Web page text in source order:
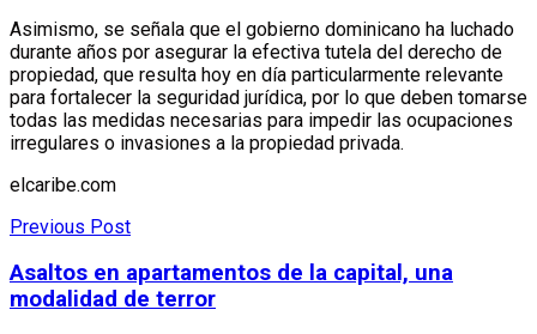
Asimismo, se señala que el gobierno dominicano ha luchado
durante años por asegurar la efectiva tutela del derecho de
propiedad, que resulta hoy en día particularmente relevante
para fortalecer la seguridad jurídica, por lo que deben tomarse
todas las medidas necesarias para impedir las ocupaciones
irregulares o invasiones a la propiedad privada.
elcaribe.com
Previous Post
Asaltos en apartamentos de la capital, una
modalidad de terror